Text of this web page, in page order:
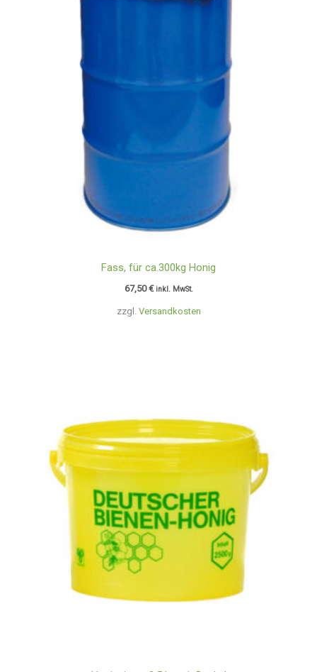
zzgl. Versandkosten
Fass, für ca.300kg Honig
67,50€ inkl. MwSt.